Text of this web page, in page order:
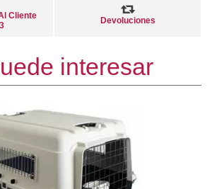
Cliente
Devoluciones
interesar